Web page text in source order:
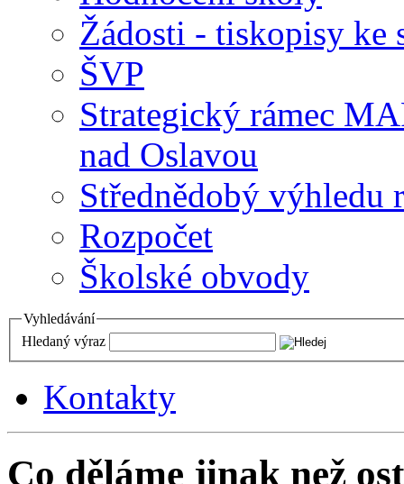
Žádosti - tiskopisy ke
ŠVP
Strategický rámec
nad Oslavou
Střednědobý výhledu
Rozpočet
Školské obvody
Vyhledávání
Hledaný výraz
Kontakty
Co děláme jinak než